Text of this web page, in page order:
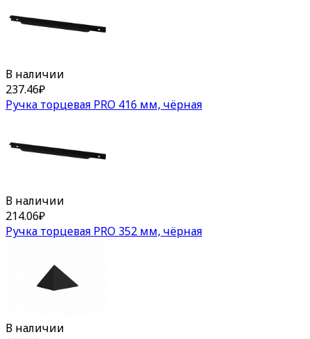
В наличии
237.46₽
Ручка торцевая PRO 416 мм, чёрная
В наличии
214.06₽
Ручка торцевая PRO 352 мм, чёрная
В наличии